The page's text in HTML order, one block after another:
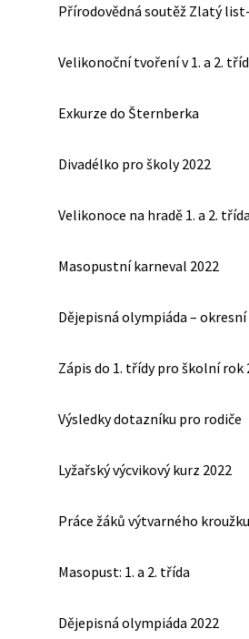
Přírodovědná soutěž Zlatý list-
Velikonoční tvoření v 1. a 2.
Exkurze do Šternberka
Divadélko pro školy 2022
Velikonoce na hradě 1. a 2. třída
Masopustní karneval 2022
Dějepisná olympiáda –
Zápis do 1. třídy pro školní rok
Výsledky dotazníku pro rodiče
Lyžařský výcvikový kurz 2022
Práce žáků výtvarného kroužku
Masopust: 1. a 2. třída
Dějepisná olympiáda 2022